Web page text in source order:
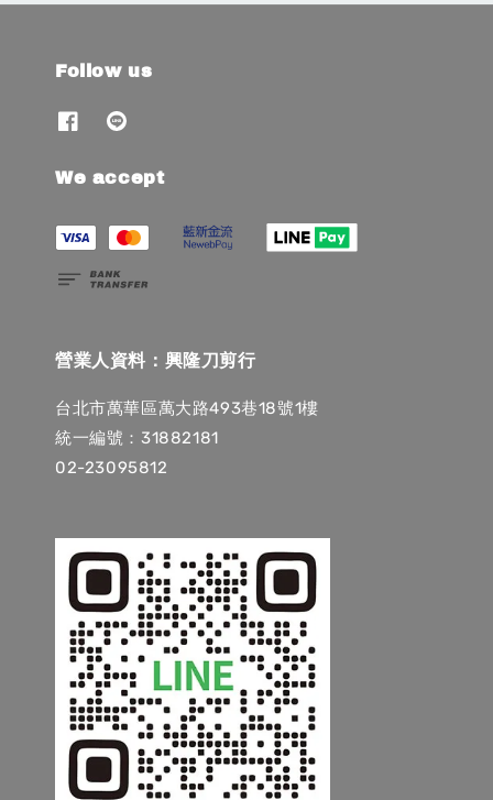
Follow us
We accept
營業人資料：興隆刀剪行
台北市萬華區萬大路493巷18號1樓
統一編號：31882181
02-23095812